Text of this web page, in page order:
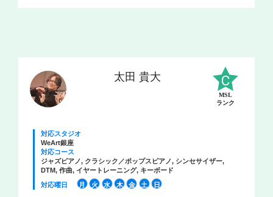
太田 貴大
MSL
ランク
対応スタジオ
WeArt銀座
対応コース
ジャズピアノ, クラシック／ポップスピアノ, シンセサイザー,
DTM, 作曲, イヤートレーニング, キーボード
対応曜日
月 火 水 木 金 土 日